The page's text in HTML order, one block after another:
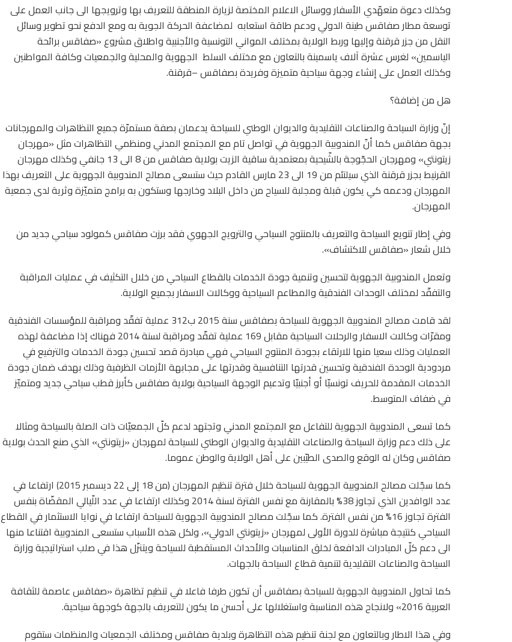
وكذلك دعوة متعهّدي الأسفار ووسائل الاعلام المختصة لزيارة المنطقة للتعريف بها وترويجها الى جانب العمل على
توسعة مطار صفاقس طينة الدولي ودعم طاقة استعابه لمضاعفة الحركة الجوية به ومع الدفع نحو تطوير وسائل
النقل من جزر قرقنة وإليها وربط الولاية بمختلف المواني التونسية والأجنبية واطلاق مشروع «صفاقس برائحة
الياسمين» لغرس عشرة آلاف ياسمينة بالتعاون مع مختلف السلط الجهوية والمحلية والجمعيات وكافة المواطنين
وكذلك العمل على إنشاء وجهة سياحية متميزة وفريدة بصفاقس –قرقنة.
هل من إضافة؟
إنّ وزارة السياحة والصناعات التقليدية والديوان الوطني للسياحة يدعمان بصفة مستمرّة جميع التظاهرات والمهرجانات
بجهة صفاقس كما أنّ المندوبية الجهوية في تواصل تام مع المجتمع المدني ومنظمي التظاهرات مثل «مهرجان
زيتونتي» ومهرجان الحجّوجة بالشّيحية بمعتمدية ساقية الزيت بولاية صفاقس من 8 الى 13 جانفي وكذلك مهرجان
القرنيط بجزر قرقنة الذي سيلتئم من 19 الى 23 مارس القادم حيث ستسعى مصالح المندوبية الجهوية على التعريف بهذا
المهرجان ودعمه كي يكون قبلة ومجلبة للسياح من داخل البلاد وخارجها وستكون به برامج متميّزة وثرية لدى جمعية
المهرجان.
وفي إطار تنويع السياحة والتعريف بالمنتوج السياحي والترويج الجهوي فقد برزت صفاقس كمولود سياحي جديد من
خلال شعار «صفاقس للاكتشاف».
وتعمل المندوبية الجهوية لتحسين وتنمية جودة الخدمات بالقطاع السياحي من خلال التكثيف في عمليات المراقبة
والتفقّد لمختلف الوحدات الفندقية والمطاعم السياحية ووكالات الاسفار بجميع الولاية.
لقد قامت مصالح المندوبية الجهوية للسياحة بصفاقس سنة 2015 ب312 عملية تفقّد ومراقبة للمؤسسات الفندقية
ومقرّات وكالات الاسفار والرحلات السياحية مقابل 169 عملية تفقّد ومراقبة لسنة 2014 فهناك إذا مضاعفة لهذه
العمليات وذلك سعيا منها للارتقاء بجودة المنتوج السياحي فهي مبادرة قصد تحسين جودة الخدمات والترفيع في
مردودية الوحدة الفندقية وتحسين قدرتها التنافسية وقدرتها على مجابهة الأزمات الظرفية وذلك بهدف ضمان جودة
الخدمات المقدمة للحريف تونسيّا أو أجنبيّا وتدعيم الوجهة السياحية بولاية صفاقس كأبرز قطب سياحي جديد ومتميّز
في ضفاف المتوسط.
كما تسعى المندوبية الجهوية للتفاعل مع المجتمع المدني وتجتهد لدعم كلّ الجمعيّات ذات الصلة بالسياحة ومثالا
على ذلك دعم وزارة السياحة والصناعات التقليدية والديوان الوطني للسياحة لمهرجان «زيتونتي» الذي صنع الحدث بولاية
صفاقس وكان له الوقع والصدى الطيّبين على أهل الولاية والوطن عموما.
كما سجّلت مصالح المندوبية الجهوية للسياحة خلال فترة تنظيم المهرجان (من 18 إلى 22 ديسمبر 2015) ارتفاعا في
عدد الوافدين الذي تجاوز 38% بالمقارنة مع نفس الفترة لسنة 2014 وكذلك ارتفاعا في عدد اللّيالي المقضّاة بنفس
الفترة تجاوز 16% من نفس الفترة. كما سجّلت مصالح المندوبية الجهوية للسياحة ارتفاعا في نوايا الاستثمار في القطاع
السياحي كنتيجة مباشرة للدورة الأولى لمهرجان «زيتونتي الدولي»، ولكل هذه الأسباب ستسعى المندوبية اقتناعا منها
الى دعم كلّ المبادرات الدافعة لخلق المناسبات والأحداث المستقطبة للسياحة ويتنزّل هذا في صلب استراتيجية وزارة
السياحة والصناعات التقليدية لتنمية قطاع السياحة بالجهات.
كما تحاول المندوبية الجهوية للسياحة بصفاقس أن تكون طرفا فاعلا في تنظيم تظاهرة «صفاقس عاصمة للثقافة
العربية 2016» ولانجاح هذه المناسبة واستغلالها على أحسن ما يكون للتعريف بالجهة كوجهة سياحية.
وفي هذا الاطار وبالتعاون مع لجنة تنظيم هذه التظاهرة وبلدية صفاقس ومختلف الجمعيات والمنظمات ستقوم